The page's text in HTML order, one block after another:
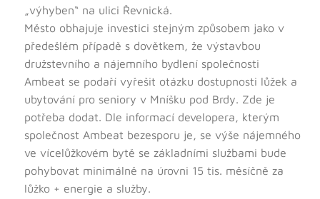
„výhyben“ na ulici Řevnická.
Město obhajuje investici stejným způsobem jako v
předešlém případě s dovětkem, že výstavbou
družstevního a nájemního bydlení společnosti
Ambeat se podaří vyřešit otázku dostupnosti lůžek a
ubytování pro seniory v Mníšku pod Brdy. Zde je
potřeba dodat. Dle informací developera, kterým
společnost Ambeat bezesporu je, se výše nájemného
ve vícelůžkovém bytě se základními službami bude
pohybovat minimálně na úrovni 15 tis. měsíčně za
lůžko + energie a služby.